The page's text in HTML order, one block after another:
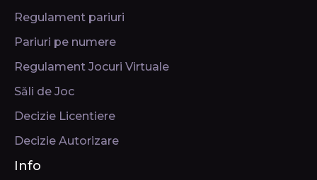
Regulament pariuri
Pariuri pe numere
Regulament Jocuri Virtuale
Săli de Joc
Decizie Licentiere
Decizie Autorizare
Info